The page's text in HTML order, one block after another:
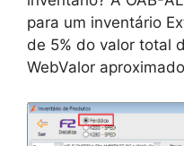
para um inventário
de 5% do valor total
WebValor